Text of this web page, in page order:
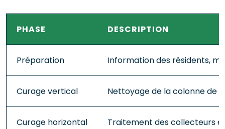
PHASE DESCRIPTION
Préparation Information des résidents,
Curage vertical Nettoyage de la colonne de
Curage horizontal Traitement des collecteurs